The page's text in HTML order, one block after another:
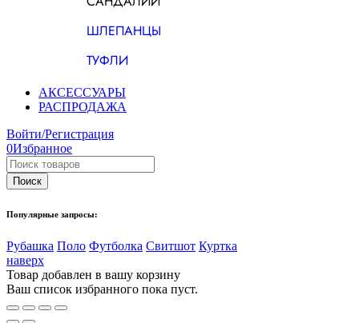
ШЛЕПАНЦЫ
ТУФЛИ
АКСЕССУАРЫ
РАСПРОДАЖА
Войти/Регистрация
0Избранное
Популярные запросы:
Рубашка Поло Футболка Свитшот Куртка
наверх
Товар добавлен в вашу корзину
Ваш список избранного пока пуст.